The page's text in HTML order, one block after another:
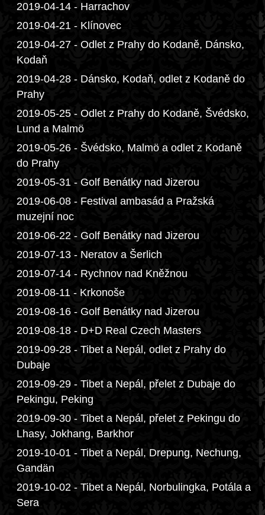
2019-04-14 - Harrachov
2019-04-21 - Klínovec
2019-04-27 - Odlet z Prahy do Kodaně, Dánsko,
Kodaň
2019-04-28 - Dánsko, Kodaň, odlet z Kodaně do
Prahy
2019-05-25 - Odlet z Prahy do Kodaně, Švédsko,
Lund a Malmö
2019-05-26 - Švédsko, Malmö a odlet z Kodaně
do Prahy
2019-05-31 - Golf Benátky nad Jizerou
2019-06-08 - Festival ambasád a Pražská
muzejní noc
2019-06-22 - Golf Benátky nad Jizerou
2019-07-13 - Neratov a Šerlich
2019-07-14 - Rychnov nad Kněžnou
2019-08-11 - Krkonoše
2019-08-16 - Golf Benátky nad Jizerou
2019-08-18 - D+D Real Czech Masters
2019-09-28 - Tibet a Nepál, odlet z Prahy do
Dubaje
2019-09-29 - Tibet a Nepál, přelet z Dubaje do
Pekingu, Peking
2019-09-30 - Tibet a Nepál, přelet z Pekingu do
Lhasy, Jokhang, Barkhor
2019-10-01 - Tibet a Nepál, Drepung, Nechung,
Gandän
2019-10-02 - Tibet a Nepál, Norbulingka, Potála a
Sera